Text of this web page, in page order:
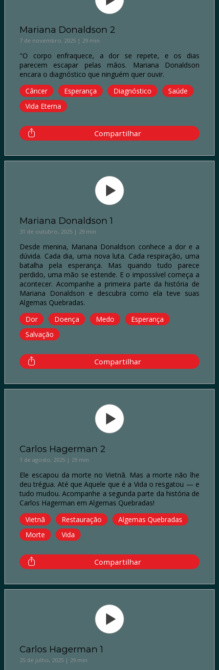
Mariana Donaldson 2
7 de novembro, 2025 | 29 min
"O corpo enfraquece, a dor se repete, e os dias
parecem escapar pelas mãos. Mariana Donaldson
encara o diagnóstico que ninguém quer ouvir.
Câncer
Esperança Diagnóstico
Saúde
Vida Eterna
Compartilhar
Mariana Donaldson 1
31 de outubro, 2025 | 29 min
Desde menina, Mariana Donaldson conhece a dor e a
dúvida. Cada dia, uma nova luta. Cada respiração, uma
batalha pela esperança. Mas quando tudo parece
perdido, uma mão se estende. E o impossível começa a
acontecer. Acompanhe a primeira parte da história de
Mariana Donaldson e descubra como ela teve suas
Algemas Quebradas.
Dor
Doença Medo
Esperança
Salvação
Compartilhar
Carlos Hagerman 2
1 de agosto, 2025 | 29 min
Ele escapou da morte no Vietnã. Mas a morte não lhe
deu trégua. Até que Aquele que é a Vida o resgatou — e
tudo mudou. Acompanhe a segunda parte da história de
Carlos Hagerman em Algemas Quebradas!
Vietnã
Restauração
Algemas Quebradas
Morte
Vida
Compartilhar
Carlos Hagerman 1
25 de julho, 2025 | 29 min